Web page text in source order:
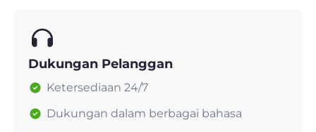
Dukungan Pelanggan
Ketersediaan 24/7
Dukungan dalam berbagai bahasa